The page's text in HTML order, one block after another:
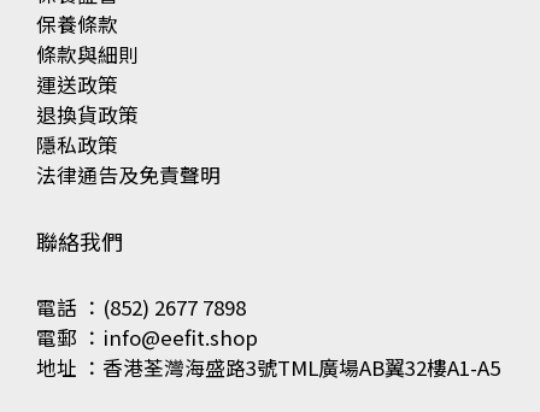
保養條款
條款與細則
運送政策
退換貨政策
隱私政策
法律通告及免責聲明
聯絡我們
電話 ：(852) 2677 7898
電郵 ：info@eefit.shop
地址 ：香港荃灣海盛路3號TML廣場AB翼32樓A1-A5